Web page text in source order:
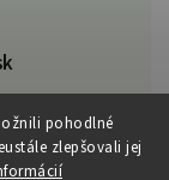
pohodlné
zlepšovali jej